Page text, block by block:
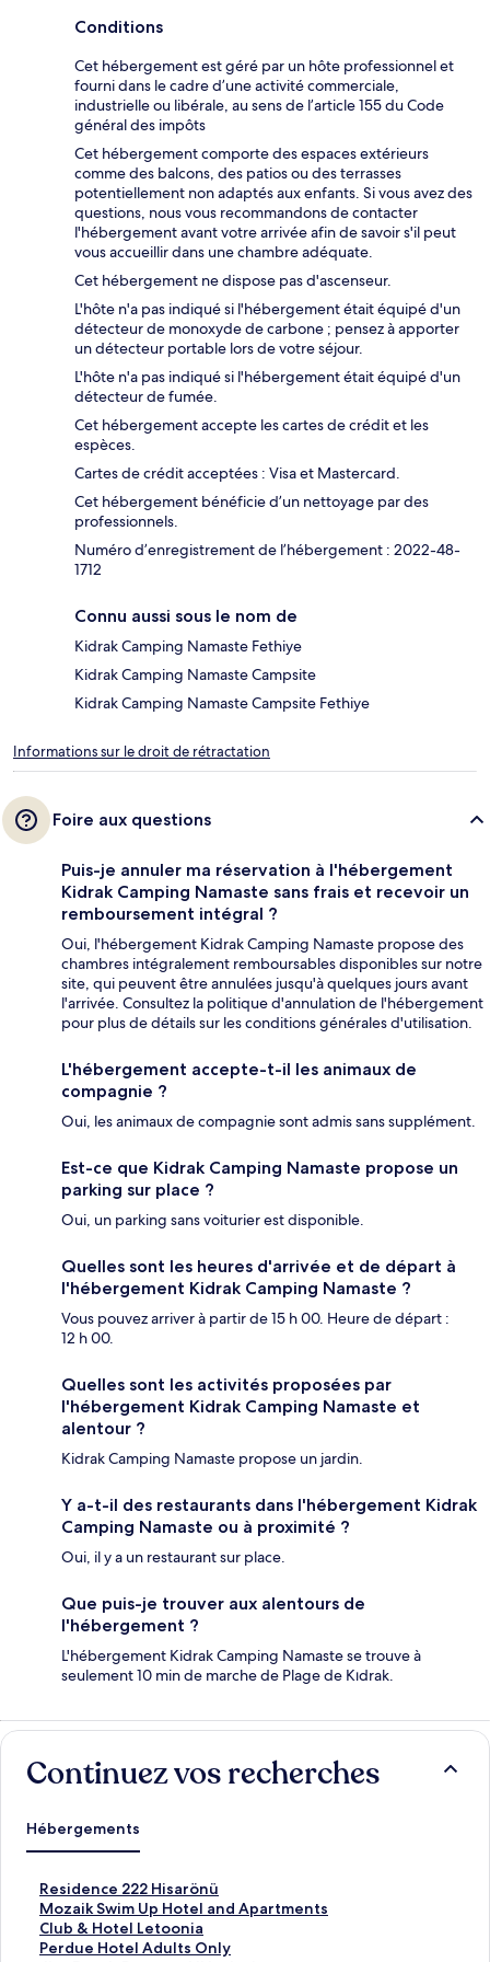
Conditions
Cet hébergement est géré par un hôte professionnel et
fourni dans le cadre d’une activité commerciale,
industrielle ou libérale, au sens de l’article 155 du Code
général des impôts
Cet hébergement comporte des espaces extérieurs
comme des balcons, des patios ou des terrasses
potentiellement non adaptés aux enfants. Si vous avez des
questions, nous vous recommandons de contacter
l'hébergement avant votre arrivée afin de savoir s'il peut
vous accueillir dans une chambre adéquate.
Cet hébergement ne dispose pas d'ascenseur.
L'hôte n'a pas indiqué si l'hébergement était équipé d'un
détecteur de monoxyde de carbone ; pensez à apporter
un détecteur portable lors de votre séjour.
L'hôte n'a pas indiqué si l'hébergement était équipé d'un
détecteur de fumée.
Cet hébergement accepte les cartes de crédit et les
espèces.
Cartes de crédit acceptées : Visa et Mastercard.
Cet hébergement bénéficie d’un nettoyage par des
professionnels.
Numéro d’enregistrement de l’hébergement : 2022-48-
1712
Connu aussi sous le nom de
Kidrak Camping Namaste Fethiye
Kidrak Camping Namaste Campsite
Kidrak Camping Namaste Campsite Fethiye
Informations sur le droit de rétractation
Foire aux questions
Puis-je annuler ma réservation à l'hébergement
Kidrak Camping Namaste sans frais et recevoir un
remboursement intégral ?
Oui, l'hébergement Kidrak Camping Namaste propose des
chambres intégralement remboursables disponibles sur notre
site, qui peuvent être annulées jusqu'à quelques jours avant
l'arrivée. Consultez la politique d'annulation de l'hébergement
pour plus de détails sur les conditions générales d'utilisation.
L'hébergement accepte-t-il les animaux de
compagnie ?
Oui, les animaux de compagnie sont admis sans supplément.
Est-ce que Kidrak Camping Namaste propose un
parking sur place ?
Oui, un parking sans voiturier est disponible.
Quelles sont les heures d'arrivée et de départ à
l'hébergement Kidrak Camping Namaste ?
Vous pouvez arriver à partir de 15 h 00. Heure de départ :
12 h 00.
Quelles sont les activités proposées par
l'hébergement Kidrak Camping Namaste et
alentour ?
Kidrak Camping Namaste propose un jardin.
Y a-t-il des restaurants dans l'hébergement Kidrak
Camping Namaste ou à proximité ?
Oui, il y a un restaurant sur place.
Que puis-je trouver aux alentours de
l'hébergement ?
L'hébergement Kidrak Camping Namaste se trouve à
seulement 10 min de marche de Plage de Kıdrak.
Continuez vos recherches
Hébergements
Residence 222 Hisarönü
L
i
e
n
Mozaik Swim Up Hotel and Apartments
L
i
e
Club & Hotel Letoonia
L
iPerdue Hotel Adults Only
L